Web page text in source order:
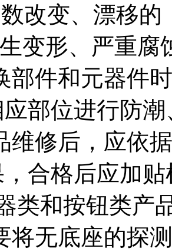
改变、漂移的
变形、严重腐
部件和元器件
部位进行防
维修后，应依
合格后应加
类和按钮类产
将无底座的探